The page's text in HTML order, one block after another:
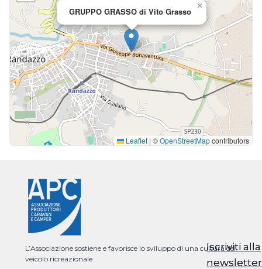
Iscriviti alla
newsletter
GRUPPO GRASSO di Vito Grasso
×
Leaflet | ©OpenStreetMapcontributors
L’Associazione sostiene e favorisce lo sviluppo di una cultura del
veicolo ricreazionale
Iscriviti alla
newsletter